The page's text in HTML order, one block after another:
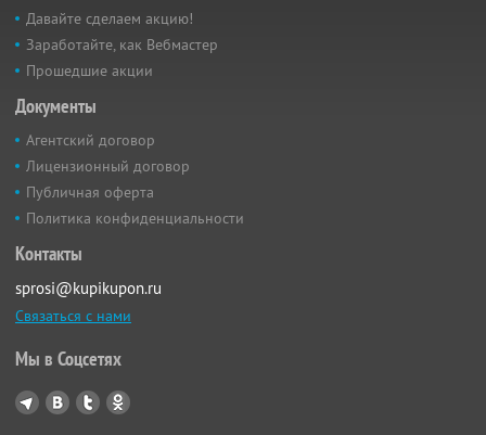
Давайте сделаем акцию!
Заработайте, как Вебмастер
Прошедшие акции
Документы
Агентский договор
Лицензионный договор
Публичная оферта
Политика конфиденциальности
Контакты
sprosi@kupikupon.ru
Связаться с нами
Мы в Соцсетях